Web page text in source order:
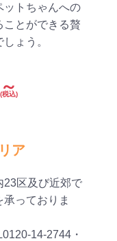
ットちゃんへの
ことができる贅
ょう。
～
(税込)
ア
23区及び近郊で
っておりま
14-2744・